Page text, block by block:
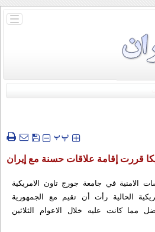
باز
‍‍‍ پپ
قررت إقامة علاقات حسنة مع إيران
الامنية في جامعة جورج تاون الامريكية
الحالية رأت أن تقيم مع الجمهورية
مما كانت عليه خلال الاعوام الثلاثين